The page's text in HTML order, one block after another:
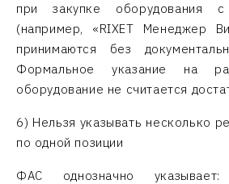
при закупке оборудования
(например, «RIXET Менеджер
принимаются без
Формальное указание на
оборудование не считается
6) Нельзя указывать несколько
по одной позиции
ФАС однозначно